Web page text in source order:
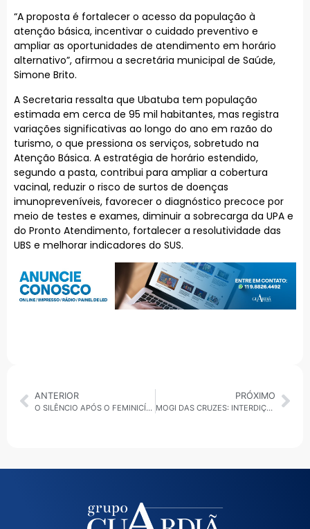
“A proposta é fortalecer o acesso da população à
atenção básica, incentivar o cuidado preventivo e
ampliar as oportunidades de atendimento em horário
alternativo”, afirmou a secretária municipal de Saúde,
Simone Brito.
A Secretaria ressalta que Ubatuba tem população
estimada em cerca de 95 mil habitantes, mas registra
variações significativas ao longo do ano em razão do
turismo, o que pressiona os serviços, sobretudo na
Atenção Básica. A estratégia de horário estendido,
segundo a pasta, contribui para ampliar a cobertura
vacinal, reduzir o risco de surtos de doenças
imunopreveníveis, favorecer o diagnóstico precoce por
meio de testes e exames, diminuir a sobrecarga da UPA e
do Pronto Atendimento, fortalecer a resolutividade das
UBS e melhorar indicadores do SUS.
ANTERIOR
O SILÊNCIO APÓS O FEMINICÍDIO DE DIADEMA REVELA O QUANTO AINDA NORMALIZAMOS A VIOLÊNCIA
PRÓXIMO
MOGI DAS CRUZES: INTERDIÇÃO PARA OBRAS ALTERA ITINERÁRIO DE ÔNIBUS NO JARDIM NOVE DE JULHO A PARTIR DESTA QUARTA-FEIRA (25)